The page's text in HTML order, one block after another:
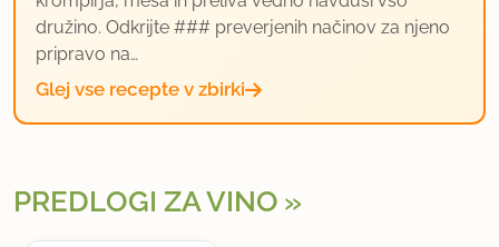
družino. Odkrijte ### preverjenih načinov za njeno
pripravo na…
Glej vse recepte v zbirki
PREDLOGI ZA VINO